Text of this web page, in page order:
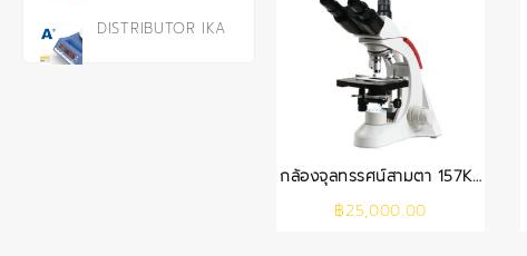
DISTRIBUTOR IKA
กล้องจุลทรรศน์สามตา 157KT
(KAV)
฿25,000.00